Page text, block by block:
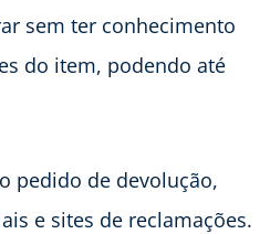
sem ter conhecimento
do item, podendo até
pedido de devolução,
e sites de reclamações.